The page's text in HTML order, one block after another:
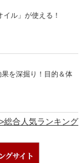
ル」が使える！
果を深掘り！目的＆体
総合人気ランキング